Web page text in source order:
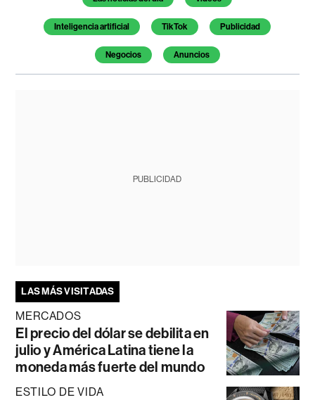
Inteligencia artificial TikTok Publicidad
Negocios Anuncios
PUBLICIDAD
LAS MÁS VISITADAS
MERCADOS
El precio del dólar se debilita en
julio y América Latina tiene la
moneda más fuerte del mundo
ESTILO DE VIDA